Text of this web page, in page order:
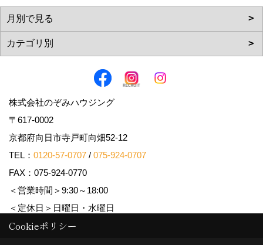
株式会社のぞみハウジング
〒617-0002
京都府向日市寺戸町向畑52-12
TEL： 0120-57-0707 / 075-924-0707
FAX：075-924-0770
＜営業時間＞9:30～18:00
＜定休日＞日曜日・水曜日
Cookieポリシー